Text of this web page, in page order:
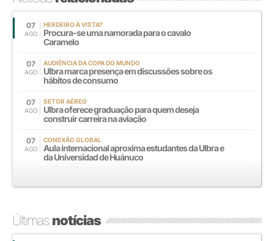
07
AGO
HERDEIRO À VISTA?
Procura-se uma namorada para o cavalo
Caramelo
07
AGO
AUDIÊNCIA DA COPA DO MUNDO
Ulbra marca presença em discussões sobre os
hábitos de consumo
07
AGO
SETOR AÉREO
Ulbra oferece graduação para quem deseja
construir carreira na aviação
07
AGO
CONEXÃO GLOBAL
Aula internacional aproxima estudantes da Ulbra e
da Universidad de Huánuco
Últimasnotícias